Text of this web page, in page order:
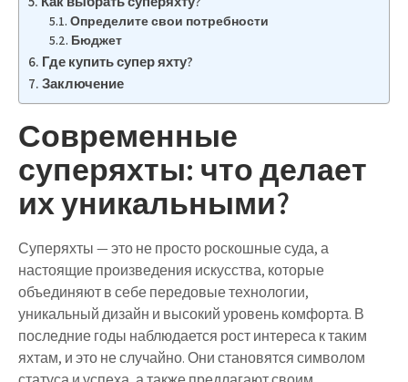
Определите свои потребности
Бюджет
Где купить супер яхту?
Заключение
Современные
суперяхты: что делает
их уникальными?
Суперяхты — это не просто роскошные суда, а
настоящие произведения искусства, которые
объединяют в себе передовые технологии,
уникальный дизайн и высокий уровень комфорта. В
последние годы наблюдается рост интереса к таким
яхтам, и это не случайно. Они становятся символом